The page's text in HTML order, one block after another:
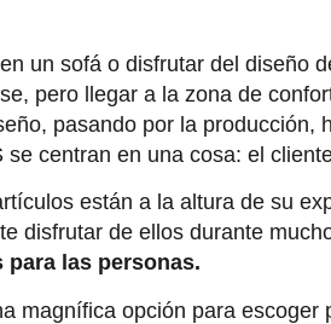
un sofá o disfrutar del diseño
pero llegar a la zona de
pasando por la producción,
se centran en una cosa: el
están a la altura de su
disfrutar de ellos durante
para las personas.
magnífica opción para escoger